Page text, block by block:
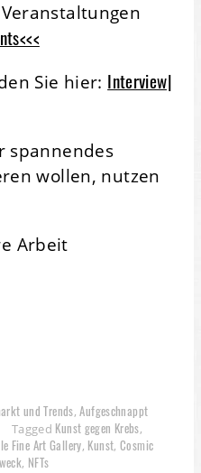
Sie hier: Interview|
spannendes
wollen, nutzen
Arbeit
und Trends,Aufgeschnappt
Tagged Kunst gegen Krebs,
Fine Art Gallery, Kunst, Cosmic
, NFTs